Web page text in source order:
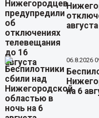
августа
06.8.2026
на 6